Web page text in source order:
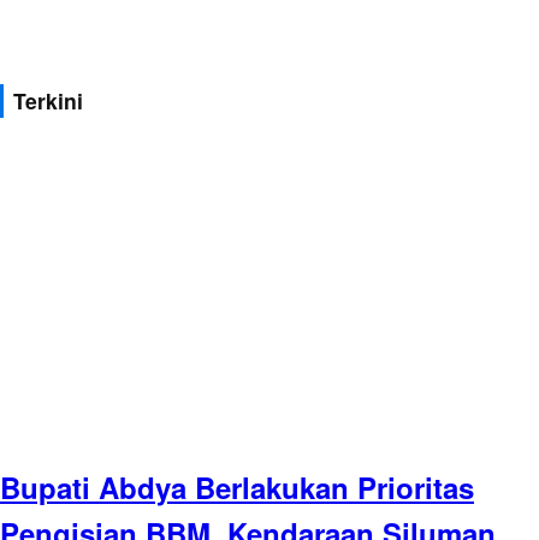
Terkini
Bupati Abdya Berlakukan Prioritas